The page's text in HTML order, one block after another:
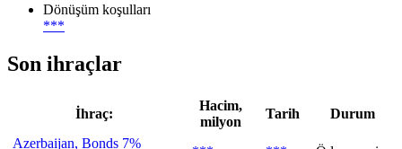
Dönüşüm koşulları
***
Son ihraçlar
İhraç:
Hacim,
milyon
Tarih
Durum
Azerbaijan, Bonds 7%